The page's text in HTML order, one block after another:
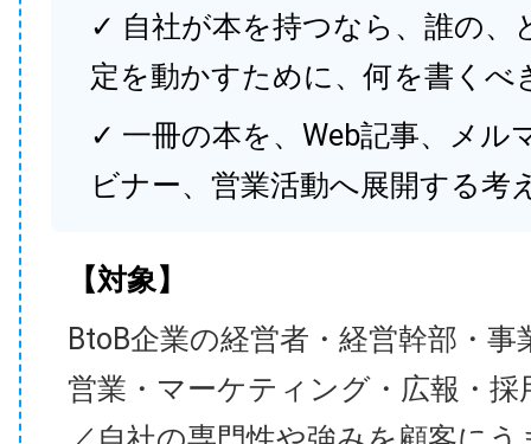
✓ 自社が本を持つなら、誰の、
定を動かすために、何を書くべ
✓ 一冊の本を、Web記事、メル
ビナー、営業活動へ展開する考
【対象】
BtoB企業の経営者・経営幹部・事
営業・マーケティング・広報・採